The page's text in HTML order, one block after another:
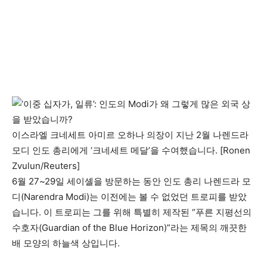
이스라엘 크네세트 아미르 오하나 의장이 지난 2월 나렌드라
모디 인도 총리에게 ‘크네세트 메달’을 수여했습니다. [Ronen
Zvulun/Reuters]
6월 27~29일 세이셸을 방문하는 동안 인도 총리 나렌드라 모
디(Narendra Modi)는 이전에는 볼 수 없었던 트로피를 받았
습니다. 이 트로피는 그를 위해 특별히 제작된 “푸른 지평선의
수호자(Guardian of the Blue Horizon)”라는 제목의 깨끗한
배 모양의 하늘색 상입니다.